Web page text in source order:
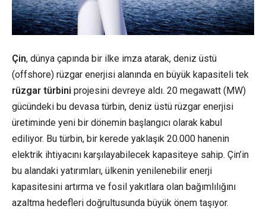
Çin, dünya çapında bir ilke imza atarak, deniz üstü
(offshore) rüzgar enerjisi alanında en büyük kapasiteli tek
rüzgar türbini projesini devreye aldı. 20 megawatt (MW)
gücündeki bu devasa türbin, deniz üstü rüzgar enerjisi
üretiminde yeni bir dönemin başlangıcı olarak kabul
ediliyor. Bu türbin, bir kerede yaklaşık 20.000 hanenin
elektrik ihtiyacını karşılayabilecek kapasiteye sahip. Çin’in
bu alandaki yatırımları, ülkenin yenilenebilir enerji
kapasitesini artırma ve fosil yakıtlara olan bağımlılığını
azaltma hedefleri doğrultusunda büyük önem taşıyor.